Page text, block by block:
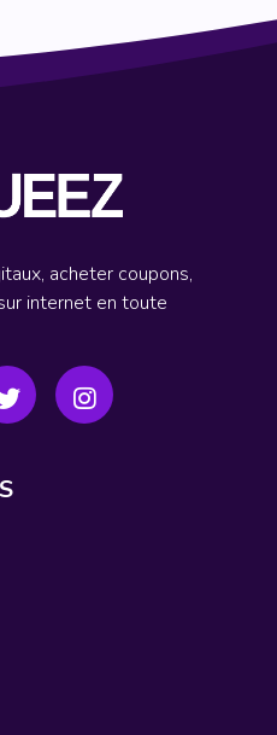
acheter coupons,
internet en toute